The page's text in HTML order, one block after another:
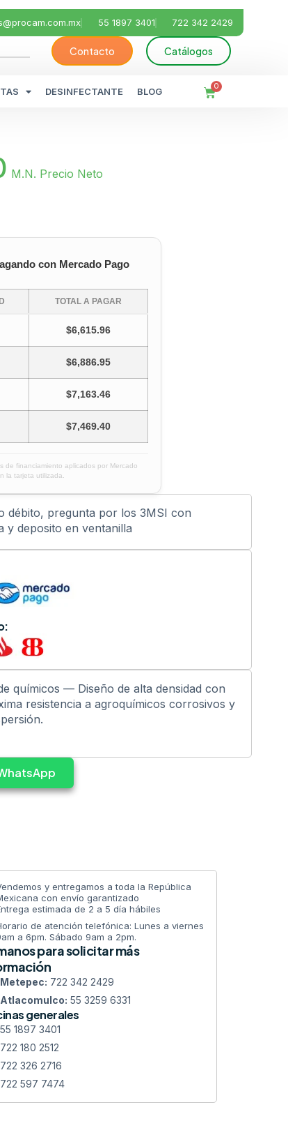
55 1897 3401 722 342 2429
Contacto Catálogos
DESINFECTANTE BLOG 0
M.N. Precio Neto
con Mercado Pago
TOTAL A PAGAR
$6,615.96
$6,886.95
$7,163.46
$7,469.40
de financiamiento aplicados por Mercado
la tarjeta utilizada.
débito, pregunta por los 3MSI con
y deposito en ventanilla
químicos — Diseño de alta densidad con
resistencia a agroquímicos corrosivos y
y entregamos a toda la República
con envío garantizado
estimada de 2 a 5 día hábiles
de atención telefónica: Lunes a viernes
a 6pm. Sábado 9am a 2pm.
para solicitar más
Metepec: 722 342 2429
Atlacomulco: 55 3259 6331
generales
55 1897 3401
722 180 2512
722 326 2716
722 597 7474